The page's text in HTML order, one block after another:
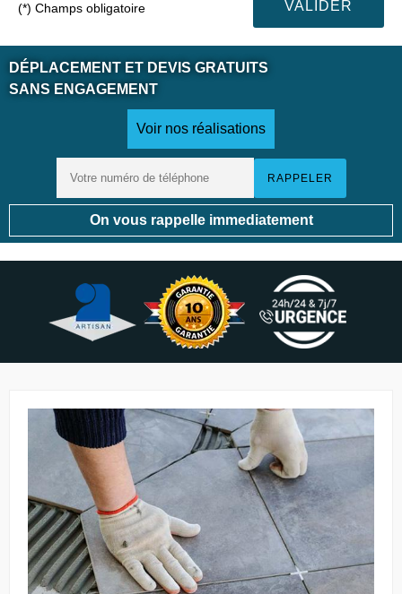
(*) Champs obligatoire
DÉPLACEMENT ET DEVIS GRATUITS
SANS ENGAGEMENT
Voir nos réalisations
On vous rappelle immediatement